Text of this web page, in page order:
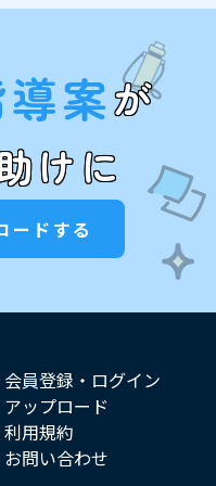
案が
けに
ードする
会員登録・ログイン
アップロード
利用規約
お問い合わせ